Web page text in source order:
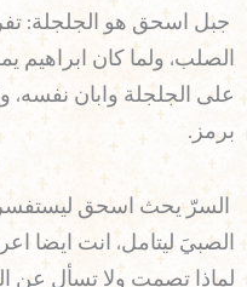
جبل اسحق هو الجلجلة:
الصلب، ولما كان ابراهيم
على الجلجلة وابان نفسه،
برمز.
السرّ يحث اسحق
الصبيَ ليتامل، انت
لماذا تصمت ولا تسأل عن